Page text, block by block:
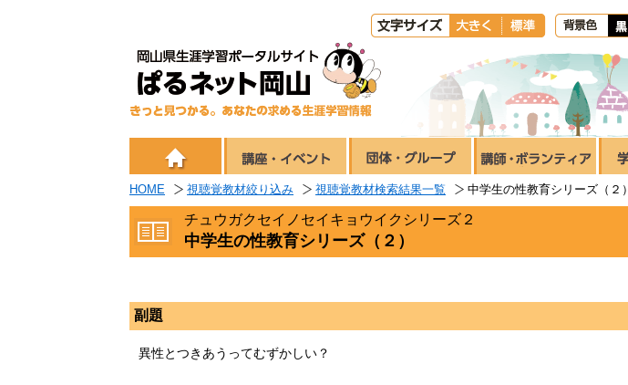
HOME 視聴覚教材絞り込み 視聴覚教材検索結果一覧 中学生の性教育シリーズ（２）
チュウガクセイノセイキョウイクシリーズ２
中学生の性教育シリーズ（２）
副題
異性とつきあうってむずかしい？